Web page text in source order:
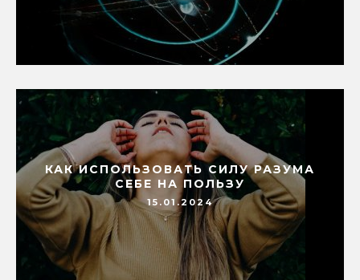
КАК ИСПОЛЬЗОВАТЬ СИЛУ РАЗУМА
СЕБЕ НА ПОЛЬЗУ
15.01.2024